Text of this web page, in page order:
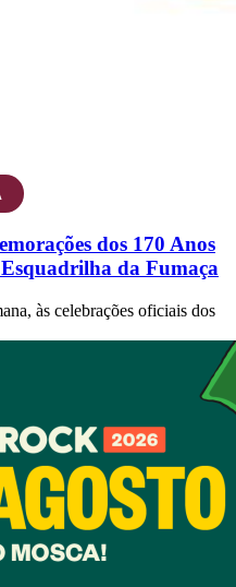
dos 170 Anos
da Fumaça
às celebrações oficiais dos